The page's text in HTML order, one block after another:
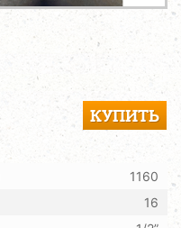
КУПИТЬ
1160
16